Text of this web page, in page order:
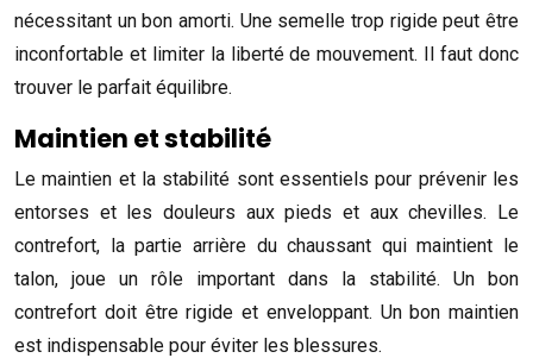
nécessitant un bon amorti. Une semelle trop rigide peut être
inconfortable et limiter la liberté de mouvement. Il faut donc
trouver le parfait équilibre.
Maintien et stabilité
Le maintien et la stabilité sont essentiels pour prévenir les
entorses et les douleurs aux pieds et aux chevilles. Le
contrefort, la partie arrière du chaussant qui maintient le
talon, joue un rôle important dans la stabilité. Un bon
contrefort doit être rigide et enveloppant. Un bon maintien
est indispensable pour éviter les blessures.